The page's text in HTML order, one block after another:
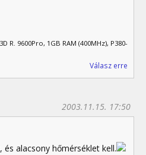
R. 9600Pro, 1GB RAM (400MHz), P380-
Válasz erre
2003.11.15. 17:50
alacsony hőmérséklet kell.